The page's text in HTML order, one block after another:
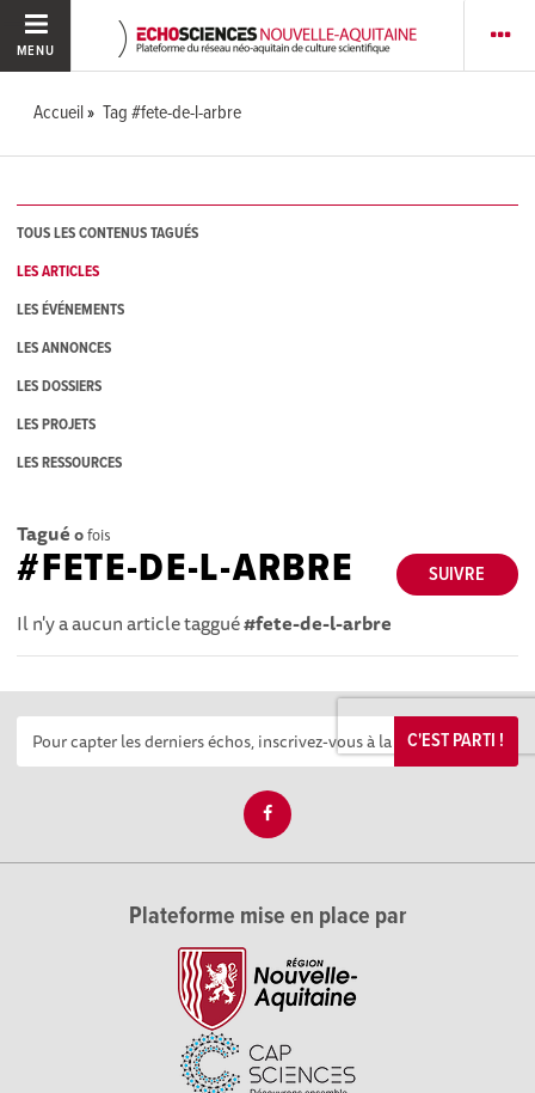
MENU
Accueil Tag #fete-de-l-arbre
TOUS LES CONTENUS TAGUÉS
LES ARTICLES
LES ÉVÉNEMENTS
LES ANNONCES
LES DOSSIERS
LES PROJETS
LES RESSOURCES
Tagué 0fois
SUIVRE
#FETE-DE-L-ARBRE
Il n'y a aucun article taggué#fete-de-l-arbre
C'EST PARTI !
Plateforme mise en place par